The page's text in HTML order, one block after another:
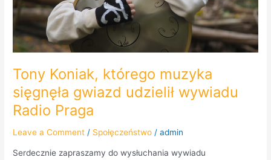
Tony Koniak, którego muzyka
sięgnęła gwiazd udzielił wywiadu
Radio Praga
Leave a Comment / Społęczeństwo /admin
Serdecznie zapraszamy do wysłuchania wywiadu